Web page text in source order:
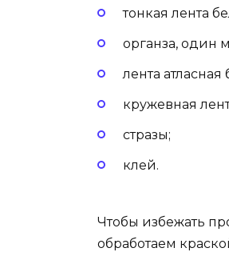
тонкая лента
органза, один
лента
кружевная
стразы;
клей.
Чтобы избежать
обработаем